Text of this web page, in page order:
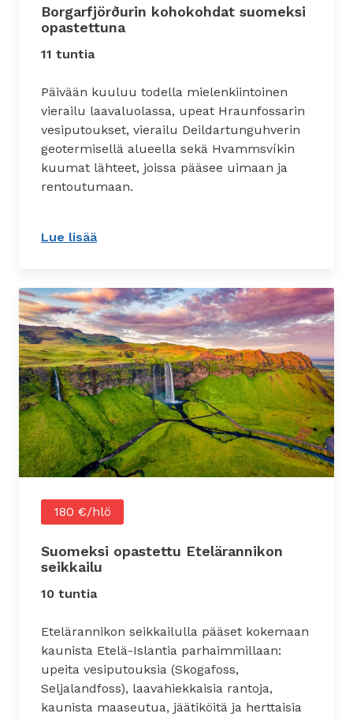
Borgarfjörðurin kohokohdat suomeksi
opastettuna
11 tuntia
Päivään kuuluu todella mielenkiintoinen
vierailu laavaluolassa, upeat Hraunfossarin
vesiputoukset, vierailu Deildartunguhverin
geotermisellä alueella sekä Hvammsvíkin
kuumat lähteet, joissa pääsee uimaan ja
rentoutumaan.
Lue lisää: Borgarfjörðurin kohokohdat suomeksi
180 €/hlö
Suomeksi opastettu Etelärannikon
seikkailu
10 tuntia
Etelärannikon seikkailulla pääset kokemaan
kaunista Etelä-Islantia parhaimmillaan:
upeita vesiputouksia (Skogafoss,
Seljalandfoss), laavahiekkaisia rantoja,
kaunista maaseutua, jäätiköitä ja herttaisia